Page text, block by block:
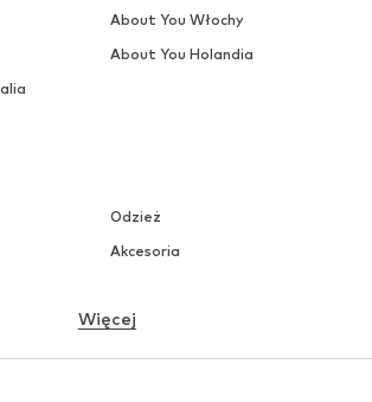
Odzież
Akcesoria
Więcej
About You Włochy
About You Holandia